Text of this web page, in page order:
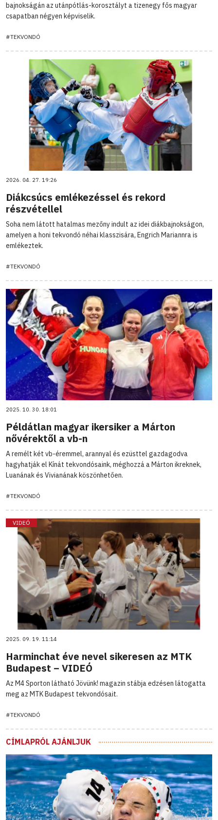
bajnokságán az utánpótlás-korosztályt a tizenegy fős magyar
csapatban négyen képviselik.
#TEKVONDÓ
2026. 04. 27. 19:26
Diákcsúcs emlékezéssel és rekord
részvétellel
Soha nem látott hatalmas mezőny indult az idei diákbajnokságon,
amelyen a honi tekvondó néhai klasszisára, Engrich Mariannra is
emlékeztek.
#TEKVONDÓ
2025. 10. 30. 18:01
Példátlan magyar ikersiker a Márton
nővérektől a vb-n
A remélt két vb-éremmel, arannyal és ezüsttel gazdagodva
hagyhatják el Kínát tekvondósaink, méghozzá a Márton ikreknek,
Luanának és Vivianának köszönhetően.
#TEKVONDÓ
VIDEÓ
2025. 09. 19. 11:14
Harminchat éve nevel sikeresen az MTK
Budapest – VIDEÓ
Az M4 Sporton látható Jövünk! magazin stábja edzésen látogatta
meg az MTK Budapest tekvondósait.
#TEKVONDÓ
CÍMLAPRÓL AJÁNLJUK